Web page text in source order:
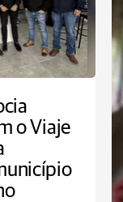
o Viaje